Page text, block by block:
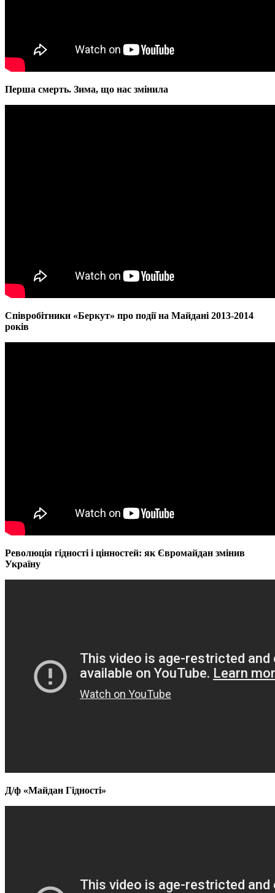
Перша смерть. Зима, що нас змінила
Співробітники «Беркут» про події на Майдані 2013-2014
років
Революція гідності і цінностей: як Євромайдан змінив
Україну
Д/ф «Майдан Гідності»